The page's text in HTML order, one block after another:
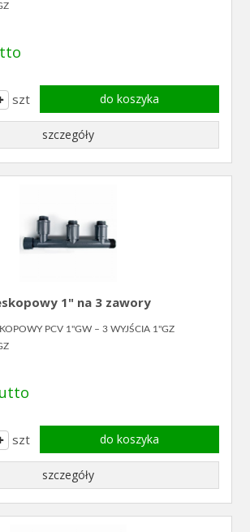
szt do koszyka
szczegóły
1" na 3 zawory
PCV 1"GW – 3 WYJŚCIA 1"GZ
szt do koszyka
szczegóły